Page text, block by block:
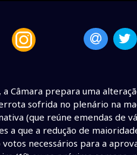
Câmara prepara uma
sofrida no plenário na
(que reúne emendas de
que a redução de
necessários para a